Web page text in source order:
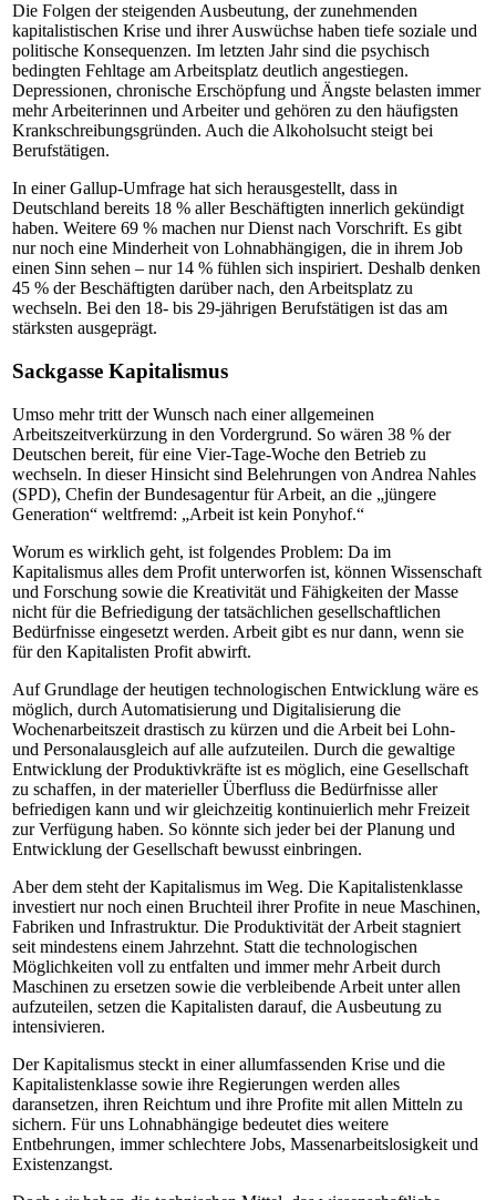
Die Folgen der steigenden Ausbeutung, der zunehmenden
kapitalistischen Krise und ihrer Auswüchse haben tiefe soziale und
politische Konsequenzen. Im letzten Jahr sind die psychisch
bedingten Fehltage am Arbeitsplatz deutlich angestiegen.
Depressionen, chronische Erschöpfung und Ängste belasten immer
mehr Arbeiterinnen und Arbeiter und gehören zu den häufigsten
Krankschreibungsgründen. Auch die Alkoholsucht steigt bei
Berufstätigen.
In einer Gallup-Umfrage hat sich herausgestellt, dass in
Deutschland bereits 18 % aller Beschäftigten innerlich gekündigt
haben. Weitere 69 % machen nur Dienst nach Vorschrift. Es gibt
nur noch eine Minderheit von Lohnabhängigen, die in ihrem Job
einen Sinn sehen – nur 14 % fühlen sich inspiriert. Deshalb denken
45 % der Beschäftigten darüber nach, den Arbeitsplatz zu
wechseln. Bei den 18- bis 29-jährigen Berufstätigen ist das am
stärksten ausgeprägt.
Sackgasse Kapitalismus
Umso mehr tritt der Wunsch nach einer allgemeinen
Arbeitszeitverkürzung in den Vordergrund. So wären 38 % der
Deutschen bereit, für eine Vier-Tage-Woche den Betrieb zu
wechseln. In dieser Hinsicht sind Belehrungen von Andrea Nahles
(SPD), Chefin der Bundesagentur für Arbeit, an die „jüngere
Generation“ weltfremd: „Arbeit ist kein Ponyhof.“
Worum es wirklich geht, ist folgendes Problem: Da im
Kapitalismus alles dem Profit unterworfen ist, können Wissenschaft
und Forschung sowie die Kreativität und Fähigkeiten der Masse
nicht für die Befriedigung der tatsächlichen gesellschaftlichen
Bedürfnisse eingesetzt werden. Arbeit gibt es nur dann, wenn sie
für den Kapitalisten Profit abwirft.
Auf Grundlage der heutigen technologischen Entwicklung wäre es
möglich, durch Automatisierung und Digitalisierung die
Wochenarbeitszeit drastisch zu kürzen und die Arbeit bei Lohn-
und Personalausgleich auf alle aufzuteilen. Durch die gewaltige
Entwicklung der Produktivkräfte ist es möglich, eine Gesellschaft
zu schaffen, in der materieller Überfluss die Bedürfnisse aller
befriedigen kann und wir gleichzeitig kontinuierlich mehr Freizeit
zur Verfügung haben. So könnte sich jeder bei der Planung und
Entwicklung der Gesellschaft bewusst einbringen.
Aber dem steht der Kapitalismus im Weg. Die Kapitalistenklasse
investiert nur noch einen Bruchteil ihrer Profite in neue Maschinen,
Fabriken und Infrastruktur. Die Produktivität der Arbeit stagniert
seit mindestens einem Jahrzehnt. Statt die technologischen
Möglichkeiten voll zu entfalten und immer mehr Arbeit durch
Maschinen zu ersetzen sowie die verbleibende Arbeit unter allen
aufzuteilen, setzen die Kapitalisten darauf, die Ausbeutung zu
intensivieren.
Der Kapitalismus steckt in einer allumfassenden Krise und die
Kapitalistenklasse sowie ihre Regierungen werden alles
daransetzen, ihren Reichtum und ihre Profite mit allen Mitteln zu
sichern. Für uns Lohnabhängige bedeutet dies weitere
Entbehrungen, immer schlechtere Jobs, Massenarbeitslosigkeit und
Existenzangst.